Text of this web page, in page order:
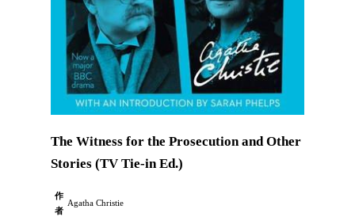
The Witness for the Prosecution and Other
Stories (TV Tie-in Ed.)
作
者
Agatha Christie